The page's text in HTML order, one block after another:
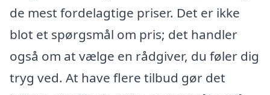
de mest fordelagtige priser. Det er ikke
blot et spørgsmål om pris; det handler
også om at vælge en rådgiver, du føler dig
tryg ved. At have flere tilbud gør det